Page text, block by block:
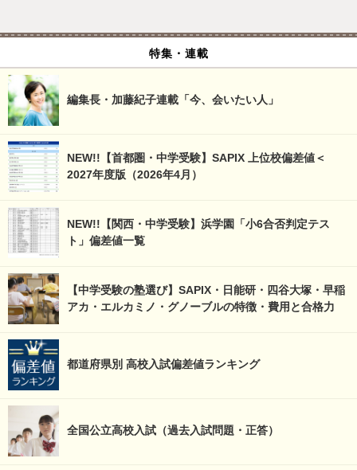
特集・連載
編集長・加藤紀子連載「今、会いたい人」
NEW!!【首都圏・中学受験】SAPIX 上位校偏差値＜
2027年度版（2026年4月）
NEW!!【関西・中学受験】浜学園「小6合否判定テス
ト」偏差値一覧
【中学受験の塾選び】SAPIX・日能研・四谷大塚・早稲
アカ・エルカミノ・グノーブルの特徴・費用と合格力
都道府県別 高校入試偏差値ランキング
全国公立高校入試（過去入試問題・正答）